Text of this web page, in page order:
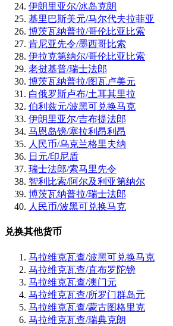
伊朗里亚尔/冰岛克朗
基里巴斯美元/马尔代夫拉菲亚
博茨瓦纳普拉/哥伦比亚比索
肯尼亚先令/墨西哥比索
伊拉克第纳尔/哥伦比亚比索
老挝基普/瑞士法郎
博茨瓦纳普拉/图瓦卢美元
白俄罗斯卢布/土耳其里拉
伯利兹元/波黑可兑换马克
伊朗里亚尔/吉布提法郎
马恩岛镑/塞拉利昂利昂
人民币/乌克兰格里夫纳
日元/印尼盾
瑞士法郎/索马里先令
智利比索/阿尔及利亚第纳尔
博茨瓦纳普拉/瑞士法郎
人民币/波黑可兑换马克
兑换其他货币
马拉维克瓦查/波黑可兑换马克
马拉维克瓦查/直布罗陀镑
马拉维克瓦查/澳门元
马拉维克瓦查/所罗门群岛元
马拉维克瓦查/蒙古图格里克
马拉维克瓦查/瑞典克朗